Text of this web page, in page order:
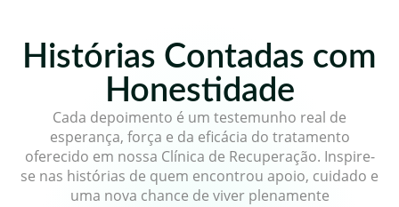
Histórias Contadas com
Honestidade
Cada depoimento é um testemunho real de
esperança, força e da eficácia do tratamento
oferecido em nossa Clínica de Recuperação. Inspire-
se nas histórias de quem encontrou apoio, cuidado e
uma nova chance de viver plenamente